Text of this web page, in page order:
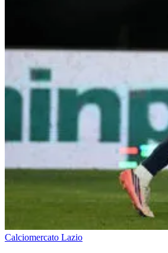
Calciomercato Lazio